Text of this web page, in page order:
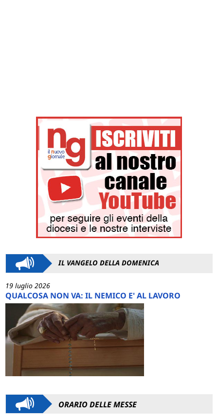
IL VANGELO DELLA DOMENICA
19 luglio 2026
QUALCOSA NON VA: IL NEMICO E' AL LAVORO
ORARIO DELLE MESSE